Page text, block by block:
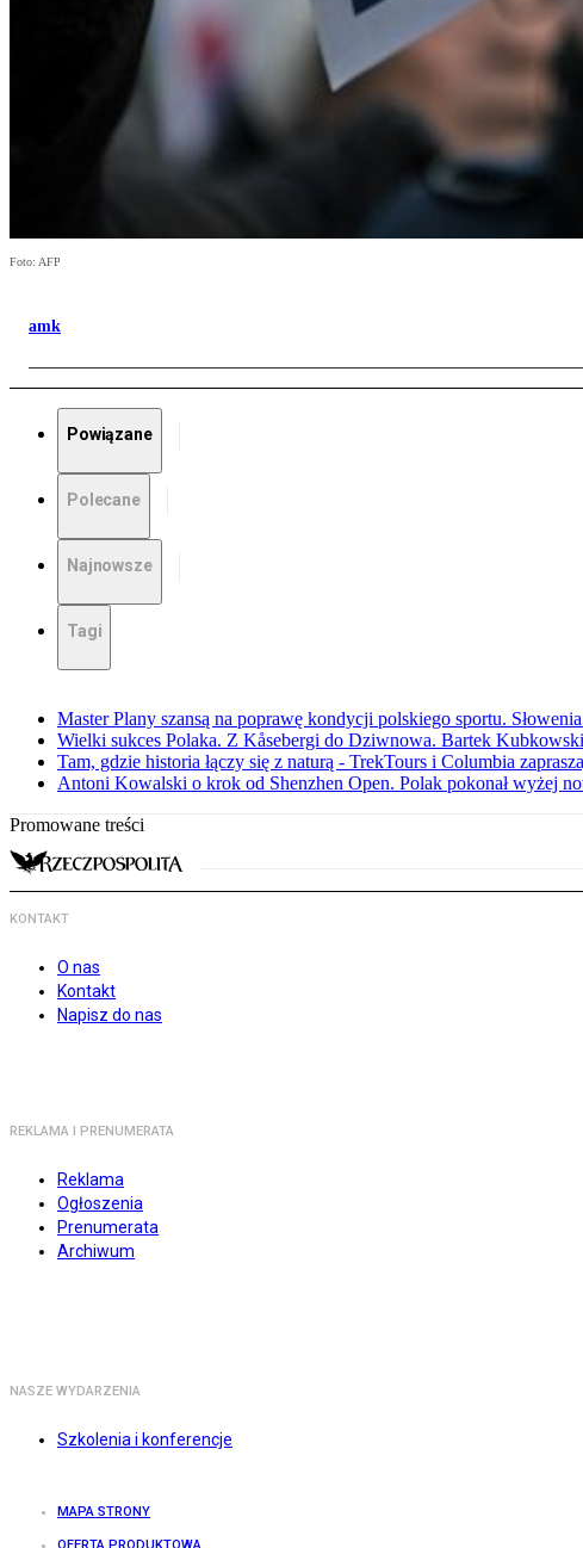
Foto: AFP
amk
Powiązane
Polecane
Najnowsze
Tagi
Master Plany szansą na poprawę kondycji polskiego sportu.
Wielki sukces Polaka. Z Kåsebergi do Dziwnowa. Bartek Kubkowski
Tam, gdzie historia łączy się z naturą - TrekTours i Columbia
Antoni Kowalski o krok od Shenzhen Open. Polak pokonał wyżej
Promowane treści
KONTAKT
O nas
Kontakt
Napisz do nas
REKLAMA I PRENUMERATA
Reklama
Ogłoszenia
Prenumerata
Archiwum
NASZE WYDARZENIA
Szkolenia i konferencje
MAPA STRONY